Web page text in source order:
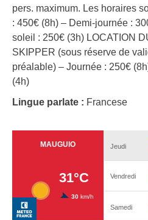
pers. maximum. Les horaires
: 450€ (8h) – Demi-journée :
soleil : 250€ (3h) LOCATION
SKIPPER (sous réserve de
préalable) – Journée : 250€
(4h)
Lingue parlate : Francese